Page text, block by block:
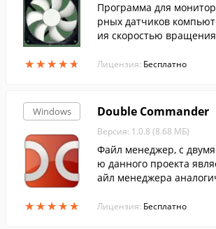
★★★★★
★★★★★
Программа для
рных датчиков
ия скоростью
Лицензия: Бесплатно
Windows
★★★★★
★★★★★
Double Commander
Версия: 1.0.8 (8.68 МБ)
Файл менеджер, с
ю данного проекта
айл менеджера
имого с его плагинами.
Лицензия: Бесплатно